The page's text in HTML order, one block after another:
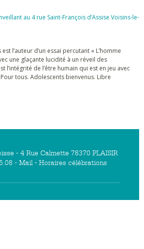
au 4 rue Saint-François d’Assise Voisins-le-
l’auteur d’un essai percutant « L’homme
une glaçante lucidité à un réveil des
l’intégrité de l’être humain qui est en jeu avec
Pour tous. Adolescents bienvenus. Libre
- 4 Rue Calmette 78370 PLAISIR
- Mail- Horaires célébrations